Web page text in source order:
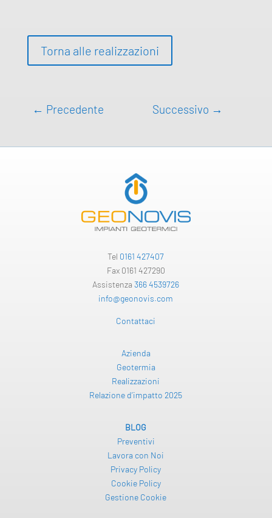
Torna alle realizzazioni
← Precedente Successivo →
Tel 0161 427407
Fax 0161 427290
Assistenza366 4539726
info@geonovis.com
Contattaci
Azienda
Geotermia
Realizzazioni
Relazione d’impatto 2025
BLOG
Preventivi
Lavora con Noi
Privacy Policy
Cookie Policy
Gestione Cookie